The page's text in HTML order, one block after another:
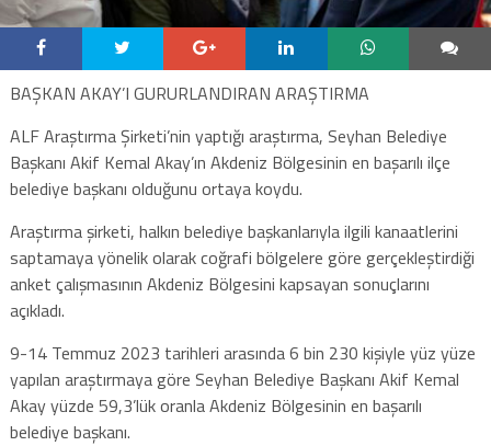
BAŞKAN AKAY’I GURURLANDIRAN ARAŞTIRMA
ALF Araştırma Şirketi’nin yaptığı araştırma, Seyhan Belediye
Başkanı Akif Kemal Akay’ın Akdeniz Bölgesinin en başarılı ilçe
belediye başkanı olduğunu ortaya koydu.
Araştırma şirketi, halkın belediye başkanlarıyla ilgili kanaatlerini
saptamaya yönelik olarak coğrafi bölgelere göre gerçekleştirdiği
anket çalışmasının Akdeniz Bölgesini kapsayan sonuçlarını
açıkladı.
9-14 Temmuz 2023 tarihleri arasında 6 bin 230 kişiyle yüz yüze
yapılan araştırmaya göre Seyhan Belediye Başkanı Akif Kemal
Akay yüzde 59,3’lük oranla Akdeniz Bölgesinin en başarılı
belediye başkanı.